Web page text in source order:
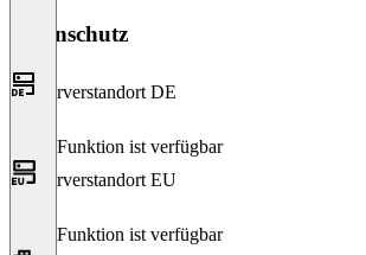
Datenschutz
Serverstandort DE
Diese Funktion ist verfügbar
Serverstandort EU
Diese Funktion ist verfügbar